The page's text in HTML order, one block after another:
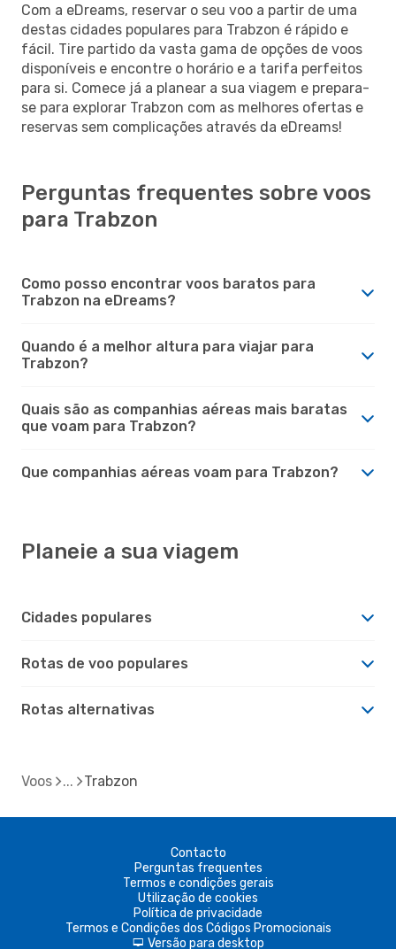
Com a eDreams, reservar o seu voo a partir de uma
destas cidades populares para Trabzon é rápido e
fácil. Tire partido da vasta gama de opções de voos
disponíveis e encontre o horário e a tarifa perfeitos
para si. Comece já a planear a sua viagem e prepara-
se para explorar Trabzon com as melhores ofertas e
reservas sem complicações através da eDreams!
Perguntas frequentes sobre voos
para Trabzon
Como posso encontrar voos baratos para
Trabzon na eDreams?
Quando é a melhor altura para viajar para
Trabzon?
Quais são as companhias aéreas mais baratas
que voam para Trabzon?
Que companhias aéreas voam para Trabzon?
Planeie a sua viagem
Cidades populares
Rotas de voo populares
Rotas alternativas
Voos Trabzon
Contacto
Perguntas frequentes
Termos e condições gerais
Utilização de cookies
Política de privacidade
Termos e Condições dos Códigos Promocionais
d Versão para desktop